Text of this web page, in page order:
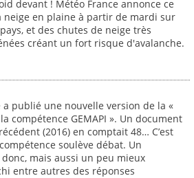
devant ! Météo France annonce ce
neige en plaine à partir de mardi sur
et des chutes de neige très
créant un fort risque d'avalanche.
a publié une nouvelle version de la «
compétence GEMAPI ». Un document
(2016) en comptait 48… C’est
soulève débat. Un
mais aussi un peu mieux
entre autres des réponses